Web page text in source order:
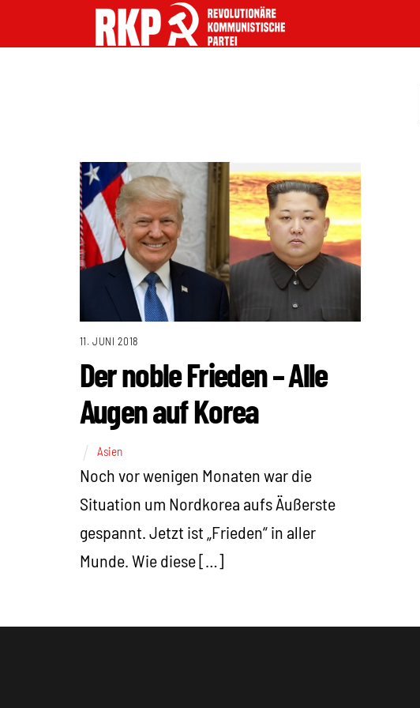
11. JUNI 2018
Der noble Frieden – Alle
Augen auf Korea
Asien
Noch vor wenigen Monaten war die
Situation um Nordkorea aufs Äußerste
gespannt. Jetzt ist „Frieden“ in aller
Munde. Wie diese […]